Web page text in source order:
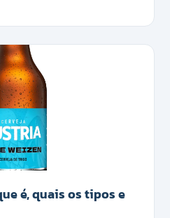
é, quais os tipos e